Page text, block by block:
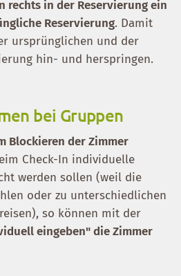
rechts in der Reservierung ein
Reservierung. Damit
ursprünglichen und der
hin- und herspringen.
bei Gruppen
Blockieren der Zimmer
Check-In individuelle
werden sollen (weil die
oder zu unterschiedlichen
so können mit der
eingeben" die Zimmer